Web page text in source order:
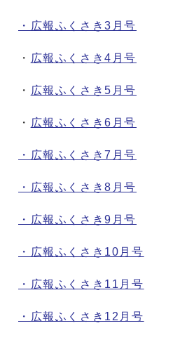
・広報ふくさき3月号
・ 広報ふくさき4月号
・ 広報ふくさき5月号
・ 広報ふくさき6月号
・広報ふくさき7月号
・広報ふくさき8月号
・広報ふくさき9月号
・広報ふくさき10月号
・広報ふくさき11月号
・広報ふくさき12月号